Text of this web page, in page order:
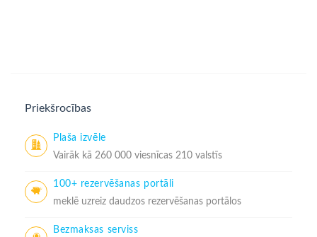
Priekšrocības
Plaša izvēle
Vairāk kā 260 000 viesnīcas 210 valstīs
100+ rezervēšanas portāli
meklē uzreiz daudzos rezervēšanas portālos
Bezmaksas serviss